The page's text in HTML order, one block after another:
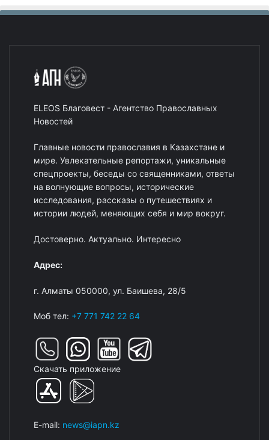
ELEOS Благовест - Агентство Православных
Новостей
Главные новости православия в Казахстане и
мире. Увлекательные репортажи, уникальные
спецпроекты, беседы со священниками, ответы
на волнующие вопросы, исторические
исследования, рассказы о путешествиях и
истории людей, меняющих себя и мир вокруг.
Достоверно. Актуально. Интересно
Адрес:
г. Алматы 050000, ул. Баишева, 28/5
Моб тел: +7 771 742 22 64
Скачать приложение
E-mail: news@iapn.kz